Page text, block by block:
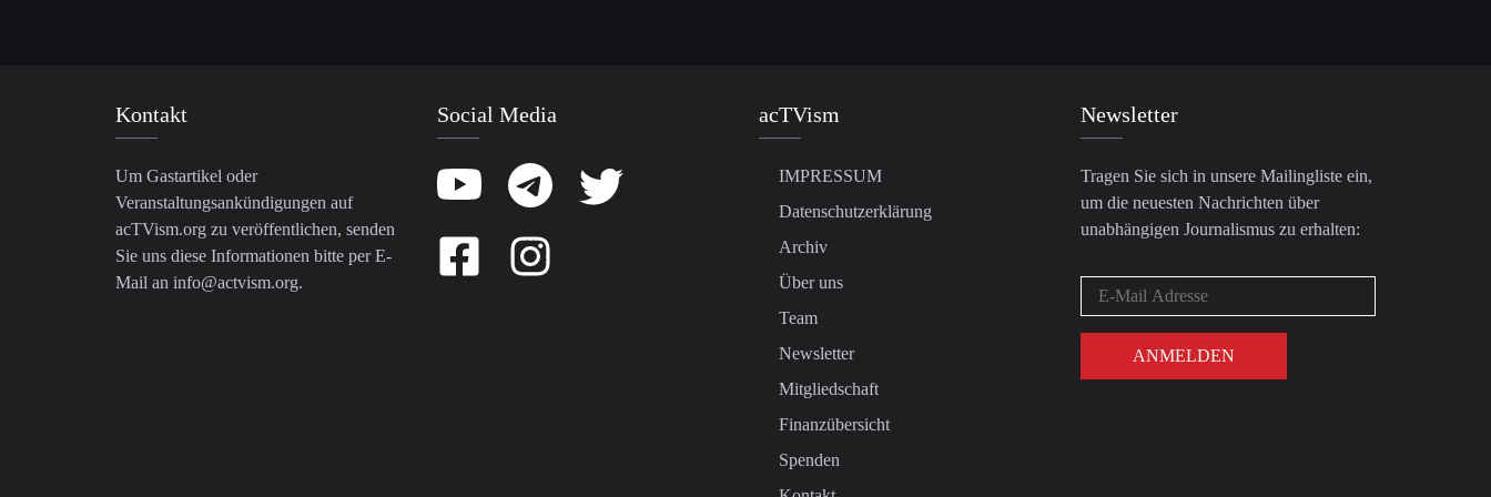
Kontakt
Um Gastartikel oder
Veranstaltungsankündigungen auf
acTVism.org zu veröffentlichen, senden
Sie uns diese Informationen bitte per E-
Mail an info@actvism.org.
Social Media acTVism
IMPRESSUM
Datenschutzerklärung
Archiv
Über uns
Team
Newsletter
Mitgliedschaft
Finanzübersicht
Spenden
Newsletter
Tragen Sie sich in unsere Mailingliste ein,
um die neuesten Nachrichten über
unabhängigen Journalismus zu erhalten: